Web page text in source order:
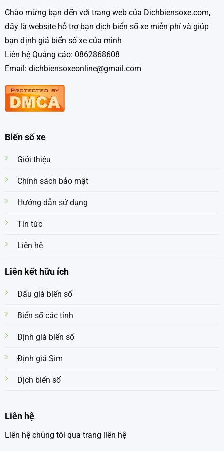
Chào mừng bạn đến với trang web của Dichbiensoxe.com,
đây là website hỗ trợ bạn dịch biển số xe miễn phí và giúp
bạn định giá biển số xe của mình
Liên hệ Quảng cáo: 0862868608
Email: dichbiensoxeonline@gmail.com
Biển số xe
Giới thiệu
Chính sách bảo mật
Hướng dẫn sử dụng
Tin tức
Liên hệ
Liên kết hữu ích
Đấu giá biển số
Biển số các tỉnh
Định giá biển số
Định giá Sim
Dịch biển số
Liên hệ
Liên hệ chúng tôi qua trang liên hệ